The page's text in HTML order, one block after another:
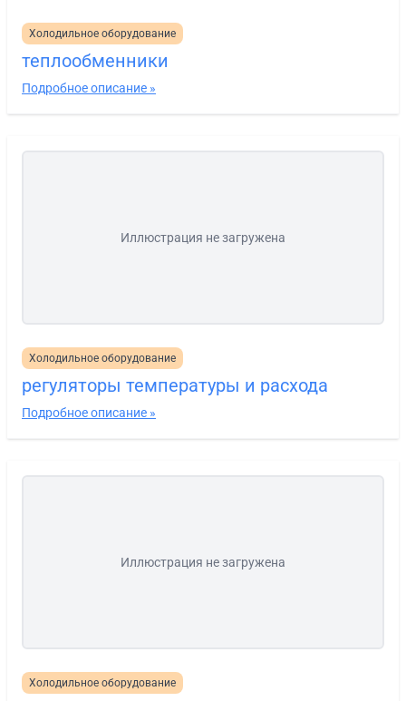
Холодильное оборудование
теплообменники
Подробное описание »
Иллюстрация не загружена
Холодильное оборудование
регуляторы температуры и расхода
Подробное описание »
Иллюстрация не загружена
Холодильное оборудование